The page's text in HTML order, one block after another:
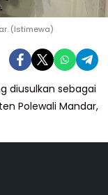
(Istimewa)
diusulkan sebagai
Polewali Mandar,